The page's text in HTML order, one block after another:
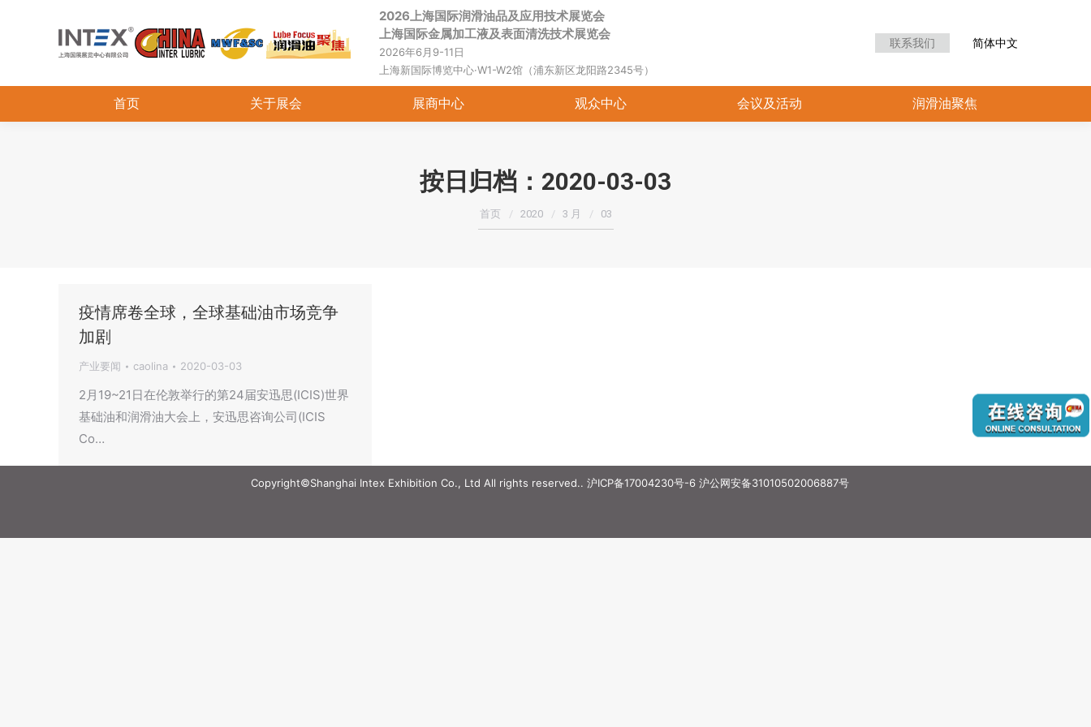
2026上海国际润滑油品及应用技术展览会
上海国际金属加工液及表面清洗技术展览会
2026年6月9-11日
上海新国际博览中心·W1-W2馆（浦东新区龙阳路2345号）
联系我们 简体中文
首页 关于展会 展商中心 观众中心 会议及活动 润滑油聚焦
按日归档： 2020-03-03
您在这里：
首页 2020 3 月 03
疫情席卷全球，全球基础油市场竞争
加剧
产业要闻 caolina 2020-03-03
2月19~21日在伦敦举行的第24届安迅思(ICIS)世界
基础油和润滑油大会上，安迅思咨询公司(ICIS
Co…
Copyright©Shanghai Intex Exhibition Co., Ltd All rights reserved.. 沪ICP备17004230号-6沪公网安备31010502006887号
首页 关于展会 展商中心